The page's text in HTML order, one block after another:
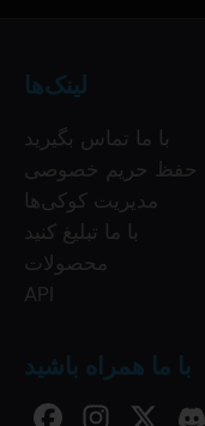
لینک‌ها
با ما تماس بگیرید
حفظ حریم خصوصی
مدیریت کوکی‌ها
با ما تبلیغ کنید
محصولات
API
با ما همراه باشید